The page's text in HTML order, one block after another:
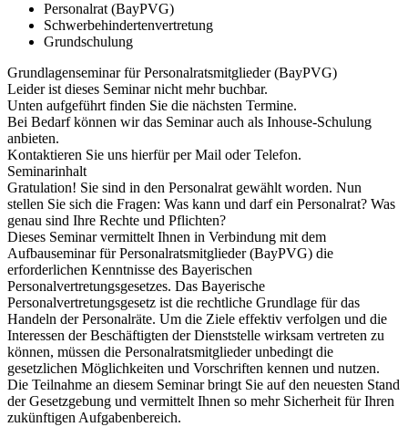
Personalrat (BayPVG)
Schwerbehindertenvertretung
Grundschulung
Grundlagenseminar für Personalratsmitglieder (BayPVG)
Leider ist dieses Seminar nicht mehr buchbar.
Unten aufgeführt finden Sie die nächsten Termine.
Bei Bedarf können wir das Seminar auch als Inhouse-Schulung
anbieten.
Kontaktieren Sie uns hierfür per Mail oder Telefon.
Seminarinhalt
Gratulation! Sie sind in den Personalrat gewählt worden. Nun
stellen Sie sich die Fragen: Was kann und darf ein Personalrat? Was
genau sind Ihre Rechte und Pflichten?
Dieses Seminar vermittelt Ihnen in Verbindung mit dem
Aufbauseminar für Personalratsmitglieder (BayPVG) die
erforderlichen Kenntnisse des Bayerischen
Personalvertretungsgesetzes. Das Bayerische
Personalvertretungsgesetz ist die rechtliche Grundlage für das
Handeln der Personalräte. Um die Ziele effektiv verfolgen und die
Interessen der Beschäftigten der Dienststelle wirksam vertreten zu
können, müssen die Personalratsmitglieder unbedingt die
gesetzlichen Möglichkeiten und Vorschriften kennen und nutzen.
Die Teilnahme an diesem Seminar bringt Sie auf den neuesten Stand
der Gesetzgebung und vermittelt Ihnen so mehr Sicherheit für Ihren
zukünftigen Aufgabenbereich.